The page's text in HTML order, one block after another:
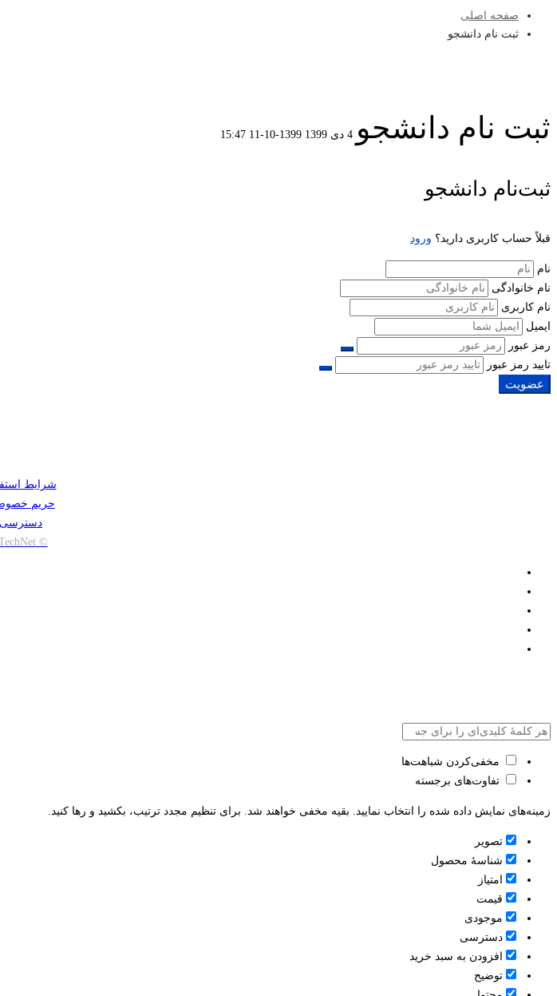
صفحه اصلی
ثبت نام دانشجو
ثبت نام دانشجو 4 دی 1399 1399-10-11 15:47
ثبت
نام
دانشجو
ثبت‌نام دانشجو
قبلاً حساب کاربری دارید؟ ورود
نام
نام خانوادگی
نام کاربری
ایمیل
رمز عبور
تایید رمز عبور
عضویت
شرایط
حریم
دسترسی
© ITechNet
مخفی‌کردن شباهت‌ها
تفاوت‌های برجسته
زمینه‌های نمایش داده شده را انتخاب نمایید. بقیه مخفی خواهند شد. برای تنظیم مجدد ترتیب، بکشید و رها کنید.
تصویر
شناسۀ محصول
امتیاز
قيمت
موجودی
دسترسی
افزودن به سبد خرید
توضیح